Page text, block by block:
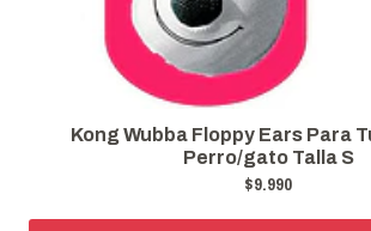
Kong Wubba Floppy Ears Para
Perro/gato Talla S
$9.990